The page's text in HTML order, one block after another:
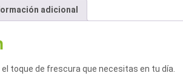
adicional
toque de frescura que necesitas en tu día.